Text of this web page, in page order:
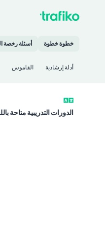
خطوة خطوة أسئلة رخصة
أدلة إرشادية القاموس
الدورات التدريبية متاحة